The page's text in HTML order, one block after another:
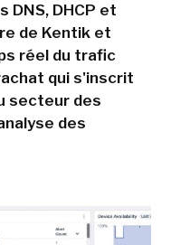
DHCP et
de Kentik et
réel du trafic
qui s'inscrit
secteur des
des